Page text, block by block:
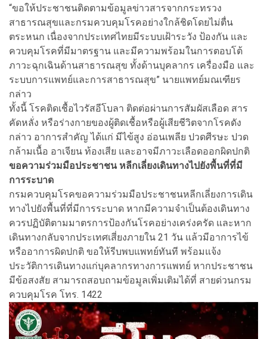
“ขอให้ประชาชนติดตามข้อมูลข่าวสารจากกระทรวง
สาธารณสุขและกรมควบคุมโรคอย่างใกล้ชิดโดยไม่ตื่น
ตระหนก เนื่องจากประเทศไทยมีระบบเฝ้าระวัง ป้องกัน และ
ควบคุมโรคที่มีมาตรฐาน และมีความพร้อมในการตอบโต้
ภาวะฉุกเฉินด้านสาธารณสุข ทั้งด้านบุคลากร เครื่องมือ และ
ระบบการแพทย์และการสาธารณสุข” นายแพทย์มณเฑียร
กล่าว
ทั้งนี้ โรคติดเชื้อไวรัสอีโบลา ติดต่อผ่านการสัมผัสเลือด สาร
คัดหลั่ง หรือร่างกายของผู้ติดเชื้อหรือผู้เสียชีวิตจากโรคดัง
กล่าว อาการสำคัญ ได้แก่ มีไข้สูง อ่อนเพลีย ปวดศีรษะ ปวด
กล้ามเนื้อ อาเจียน ท้องเสีย และอาจมีภาวะเลือดออกผิดปกติ
ขอความร่วมมือประชาชน หลีกเลี่ยงเดินทางไปยังพื้นที่ที่มี
การระบาด
กรมควบคุมโรคขอความร่วมมือประชาชนหลีกเลี่ยงการเดิน
ทางไปยังพื้นที่ที่มีการระบาด หากมีความจำเป็นต้องเดินทาง
ควรปฏิบัติตามมาตรการป้องกันโรคอย่างเคร่งครัด และหาก
เดินทางกลับจากประเทศเสี่ยงภายใน 21 วัน แล้วมีอาการไข้
หรืออาการผิดปกติ ขอให้รีบพบแพทย์ทันที พร้อมแจ้ง
ประวัติการเดินทางแก่บุคลากรทางการแพทย์ หากประชาชน
มีข้อสงสัย สามารถสอบถามข้อมูลเพิ่มเติมได้ที่ สายด่วนกรม
ควบคุมโรค โทร. 1422